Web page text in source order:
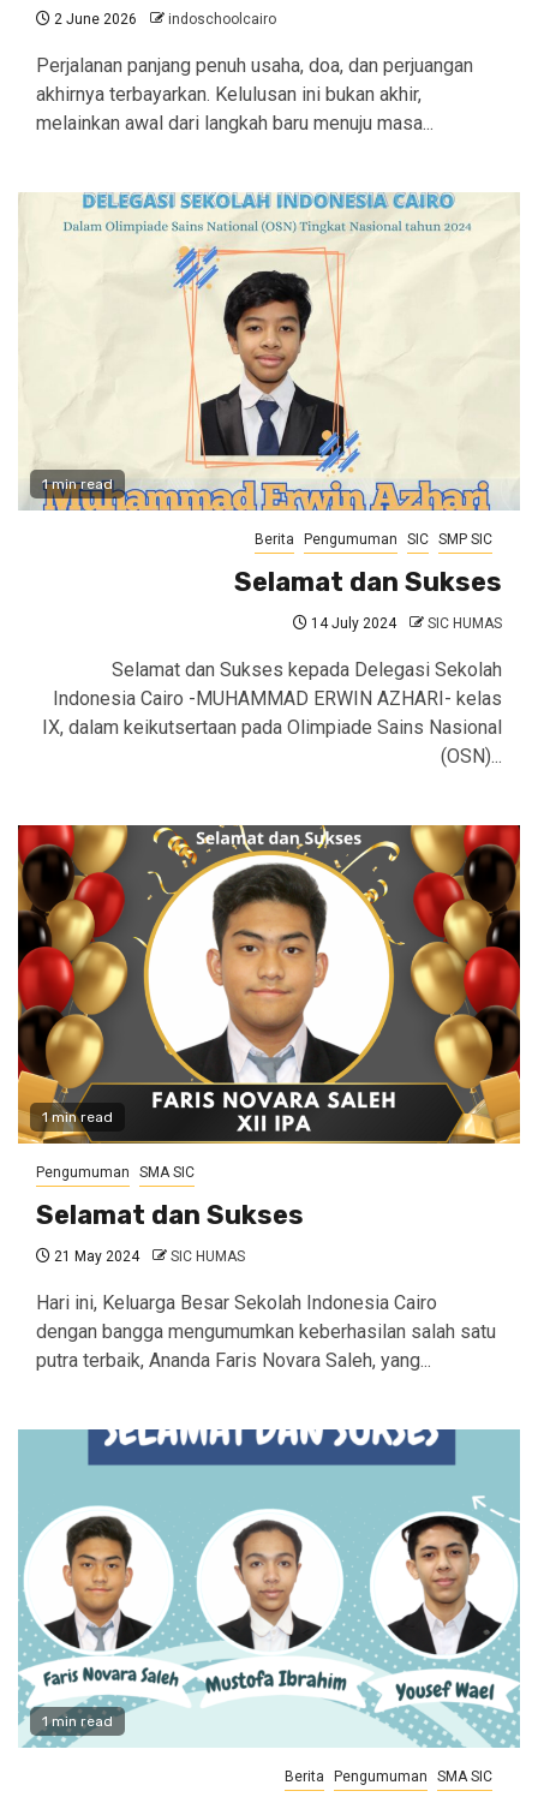
2 June 2026 indoschoolcairo
Perjalanan panjang penuh usaha, doa, dan perjuangan
akhirnya terbayarkan. Kelulusan ini bukan akhir,
melainkan awal dari langkah baru menuju masa...
1 min read
Berita Pengumuman SIC SMP SIC
Selamat dan Sukses
14 July 2024 SIC HUMAS
Selamat dan Sukses kepada Delegasi Sekolah
Indonesia Cairo -MUHAMMAD ERWIN AZHARI- kelas
IX, dalam keikutsertaan pada Olimpiade Sains Nasional
(OSN)...
1 min read
Pengumuman SMA SIC
Selamat dan Sukses
21 May 2024 SIC HUMAS
Hari ini, Keluarga Besar Sekolah Indonesia Cairo
dengan bangga mengumumkan keberhasilan salah satu
putra terbaik, Ananda Faris Novara Saleh, yang...
1 min read
Berita Pengumuman SMA SIC